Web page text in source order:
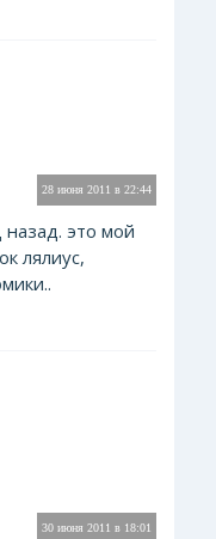
28 июня 2011 в 22:44
это мой
лялиус,
30 июня 2011 в 18:01